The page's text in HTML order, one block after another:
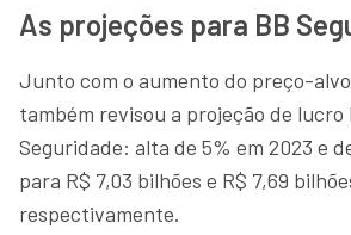
As projeções para BB
Junto com o aumento do preço-
também revisou a projeção de lucro
Seguridade: alta de 5% em 2023 e
para R$ 7,03 bilhões e R$ 7,69
respectivamente.